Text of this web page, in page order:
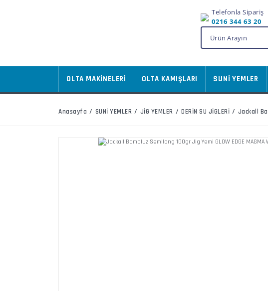
Telefonla Sipariş
0216 344 63 20
OLTA MAKİNELERİ OLTA KAMIŞLARI SUNİ YEMLER
Anasayfa SUNİ YEMLER JİG YEMLER DERİN SU JİGLERİ Jackall